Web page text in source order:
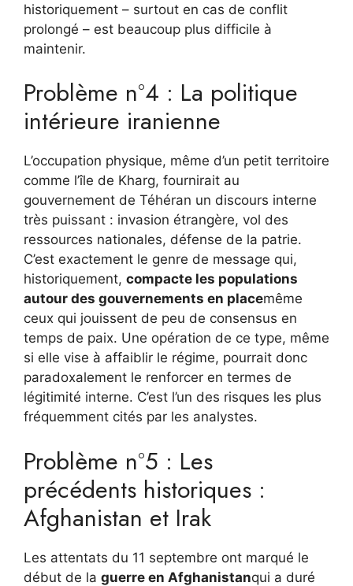
historiquement – ​​surtout en cas de conflit
prolongé – est beaucoup plus difficile à
maintenir.
Problème n°4 : La politique
intérieure iranienne
L’occupation physique, même d’un petit territoire
comme l’île de Kharg, fournirait au
gouvernement de Téhéran un discours interne
très puissant : invasion étrangère, vol des
ressources nationales, défense de la patrie.
C’est exactement le genre de message qui,
historiquement, compacte les populations
autour des gouvernements en placemême
ceux qui jouissent de peu de consensus en
temps de paix. Une opération de ce type, même
si elle vise à affaiblir le régime, pourrait donc
paradoxalement le renforcer en termes de
légitimité interne. C’est l’un des risques les plus
fréquemment cités par les analystes.
Problème n°5 : Les
précédents historiques :
Afghanistan et Irak
Les attentats du 11 septembre ont marqué le
début de la guerre en Afghanistanqui a duré